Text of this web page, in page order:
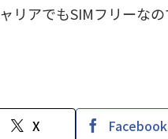
アでもSIMフリーなの
X Facebook